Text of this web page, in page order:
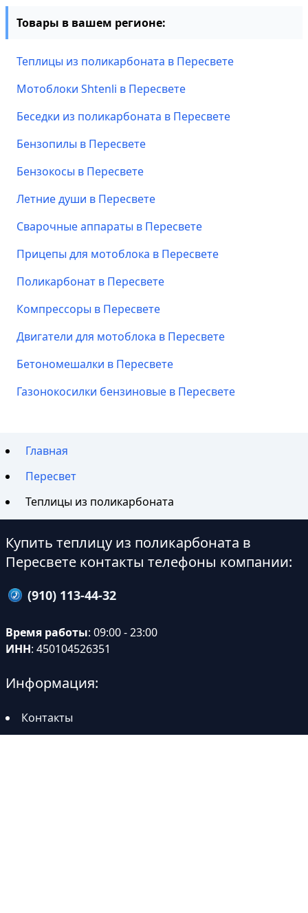
Товары в вашем регионе:
Теплицы из поликарбоната в Пересвете
Мотоблоки Shtenli в Пересвете
Беседки из поликарбоната в Пересвете
Бензопилы в Пересвете
Бензокосы в Пересвете
Летние души в Пересвете
Сварочные аппараты в Пересвете
Прицепы для мотоблока в Пересвете
Поликарбонат в Пересвете
Компрессоры в Пересвете
Двигатели для мотоблока в Пересвете
Бетономешалки в Пересвете
Газонокосилки бензиновые в Пересвете
Главная
Пересвет
Теплицы из поликарбоната
Купить теплицу из поликарбоната в
Пересвете контакты телефоны компании:
(910) 113-44-32
Время работы: 09:00 - 23:00
ИНН: 450104526351
Информация:
Контакты